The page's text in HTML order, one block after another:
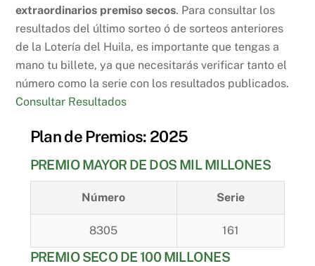
extraordinarios premiso secos. Para consultar los
resultados del último sorteo ó de sorteos anteriores
de la Lotería del Huila, es importante que tengas a
mano tu billete, ya que necesitarás verificar tanto el
número como la serie con los resultados publicados.
Consultar Resultados
Plan de Premios: 2025
PREMIO MAYOR DE DOS MIL MILLONES
Número Serie
8305 161
PREMIO SECO DE 100 MILLONES